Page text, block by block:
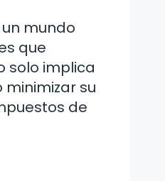
un mundo
que
solo implica
su
de